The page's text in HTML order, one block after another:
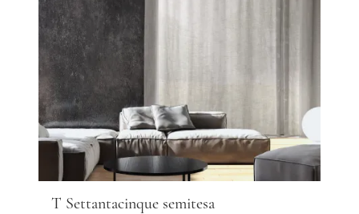
T Settantacinque semitesa